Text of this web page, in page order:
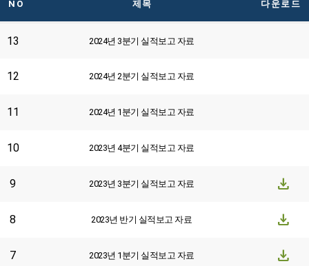
NO 제목 다운로드
13 2024년 3분기 실적보고 자료
12 2024년 2분기 실적보고 자료
11 2024년 1분기 실적보고 자료
10 2023년 4분기 실적보고 자료
9 2023년 3분기 실적보고 자료 download
8 2023년 반기 실적보고 자료 download
7 2023년 1분기 실적보고 자료 download